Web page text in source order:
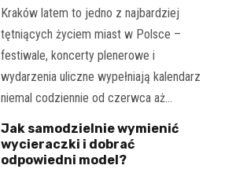
Kraków latem to jedno z najbardziej
tętniących życiem miast w Polsce –
festiwale, koncerty plenerowe i
wydarzenia uliczne wypełniają kalendarz
niemal codziennie od czerwca aż…
Jak samodzielnie wymienić
wycieraczki i dobrać
odpowiedni model?